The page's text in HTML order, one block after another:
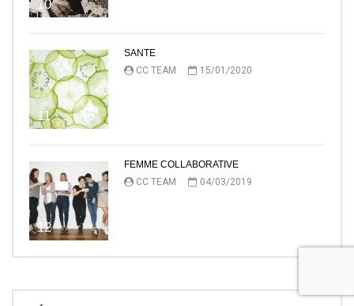
10
11
SANTE
CC TEAM
15/01/2020
12
FEMME COLLABORATIVE
CC TEAM
04/03/2019